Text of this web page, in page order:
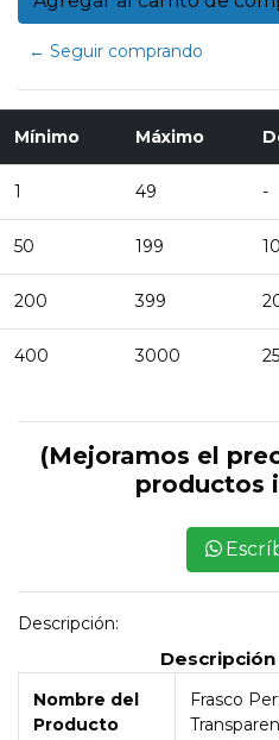
← Seguir comprando
Mínimo Máximo
1 49 -
50 199
200 399
400 3000
(Mejoramos el
productos
Descripción:
Nombre del
Producto
Frasco